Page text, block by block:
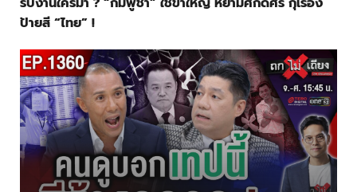
ป้ายสี “ไทย” !